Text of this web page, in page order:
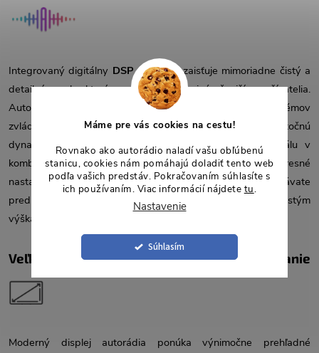
Máme pre vás cookies na cestu!
Rovnako ako autorádio naladí vašu obľúbenú
stanicu, cookies nám pomáhajú doladiť tento web
podľa vašich predstáv. Pokračovaním súhlasíte s
ich používaním. Viac informácií nájdete tu.
Nastavenie
Súhlasím
Integrovaný digitálny DSP procesorzaisťuje mimoriadne čistý a
detailný zvuk, ktorý ocenia aj tí najnáročnejší používatelia.
Autorádio ponúka výkon
4×50 W, vďaka čomu bez problémov
zvládne aj výkonnejšie reproduktory a poskytne dostatočnú
dynamiku v každej situácii. Pokročilé spracovanie signálu v
kombinácii s13-pásmovým ekvalizéromumožňuje presné
nastavenie zvuku podľa osobných preferencií, či už dávate
prednosť výrazným basom, vyváženým stredom alebo čistým
výškam.
Veľký dotykový displej na pohodlné ovládanie
Moderný displej autorádia ponúka výnimočne prehľadné